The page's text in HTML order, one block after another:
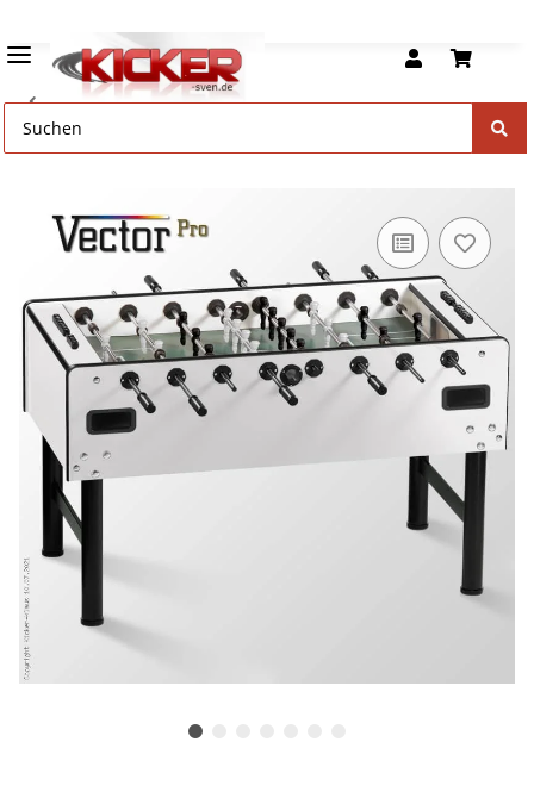
Vector Tischfußball Geräte